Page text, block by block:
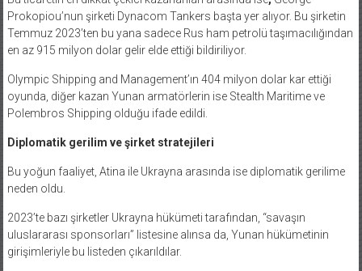
Bu ticaretin en dikkat çekici kazananları arasında ise ,
George
Prokopiou’nun şirketi Dynacom Tankers başta yer alıyor. Bu şirketin
Temmuz 2023’ten bu yana sadece Rus ham petrolü taşımacılığından
en az 915 milyon dolar gelir elde ettiği bildiriliyor.
Olympic Shipping and Management’ın 404 milyon dolar kar ettiği
oyunda, diğer kazan Yunan armatörlerin ise Stealth Maritime ve
Polembros Shipping olduğu ifade edildi.
Diplomatik gerilim ve şirket stratejileri
Bu yoğun faaliyet, Atina ile Ukrayna arasında ise diplomatik gerilime
2023’te bazı şirketler Ukrayna hükümeti tarafından, “savaşın
uluslararası sponsorları” listesine alınsa da, Yunan hükümetinin
girişimleriyle bu listeden çıkarıldılar.